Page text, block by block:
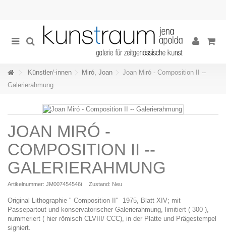
Künstler/-innen Miró, Joan
Joan Miró - Composition II --
Galerierahmung
JOAN MIRÓ -
COMPOSITION II --
GALERIERAHMUNG
Artikelnummer: JM007454546t Zustand: Neu
Original Lithographie " Composition II" 1975, Blatt XIV; mit
Passepartout und konservatorischer Galerierahmung, limitiert ( 300 ),
nummeriert ( hier römisch CLVIII/ CCC), in der Platte und Prägestempel
signiert.